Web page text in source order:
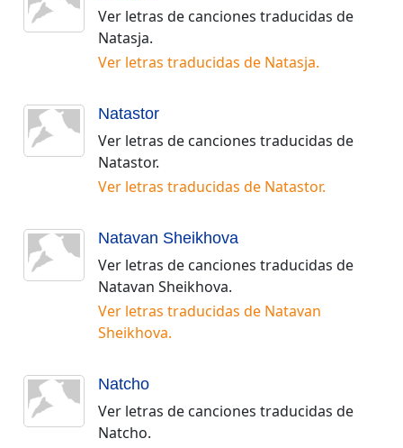
Ver letras de canciones traducidas de
Natasja.
Ver letras traducidas de Natasja.
Natastor
Ver letras de canciones traducidas de
Natastor.
Ver letras traducidas de Natastor.
Natavan Sheikhova
Ver letras de canciones traducidas de
Natavan Sheikhova.
Ver letras traducidas de Natavan
Sheikhova.
Natcho
Ver letras de canciones traducidas de
Natcho.